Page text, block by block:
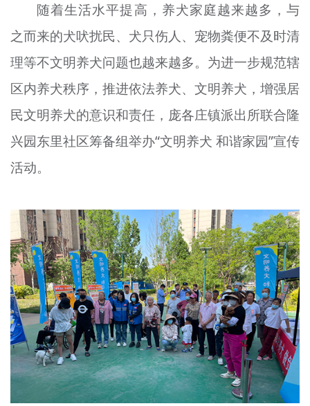
未成年人思想道德建设
榜样人物
+
身边好人
文明评论
北京宣传文化引导基金
专题
资料库
+
随着生活水平提高，养犬家庭越来越多，与
之而来的犬吠扰民、犬只伤人、宠物粪便不及时清
理等不文明养犬问题也越来越多。为进一步规范辖
区内养犬秩序，推进依法养犬、文明养犬，增强居
民文明养犬的意识和责任，庞各庄镇派出所联合隆
兴园东里社区筹备组举办“文明养犬 和谐家园”宣传
活动。